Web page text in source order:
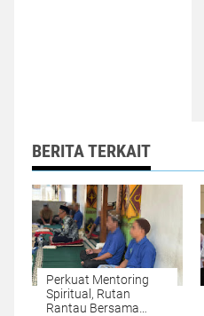
BERITA TERKAIT
Perkuat Mentoring
Spiritual, Rutan
Rantau Bersama